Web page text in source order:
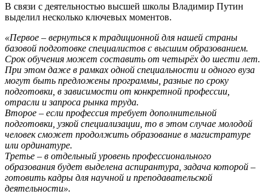
В связи с деятельностью высшей школы Владимир Путин
выделил несколько ключевых моментов.
«Первое – вернуться к традиционной для нашей страны
базовой подготовке специалистов с высшим образованием.
Срок обучения может составить от четырёх до шести лет.
При этом даже в рамках одной специальности и одного вуза
могут быть предложены программы, разные по сроку
подготовки, в зависимости от конкретной профессии,
отрасли и запроса рынка труда.
Второе – если профессия требует дополнительной
подготовки, узкой специализации, то в этом случае молодой
человек сможет продолжить образование в магистратуре
или ординатуре.
Третье – в отдельный уровень профессионального
образования будет выделена аспирантура, задача которой –
готовить кадры для научной и преподавательской
деятельности».